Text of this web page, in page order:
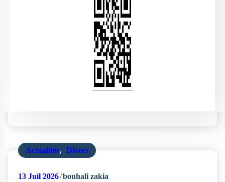
Actualités, Divers
13 Juil 2026 bouhali zakia